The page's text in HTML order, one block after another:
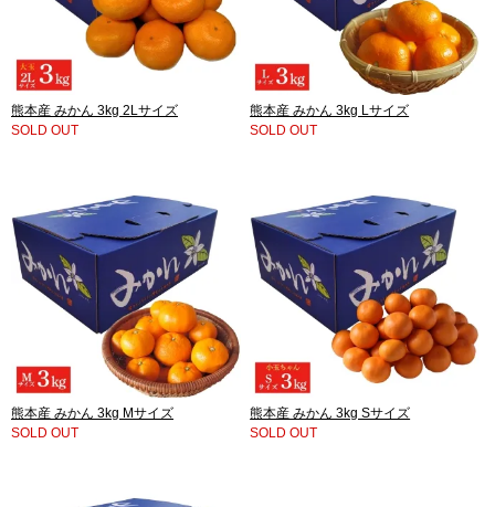
熊本産 みかん 3kg 2Lサイズ
SOLD OUT
熊本産 みかん 3kg Lサイズ
SOLD OUT
熊本産 みかん 3kg Mサイズ
SOLD OUT
熊本産 みかん 3kg Sサイズ
SOLD OUT